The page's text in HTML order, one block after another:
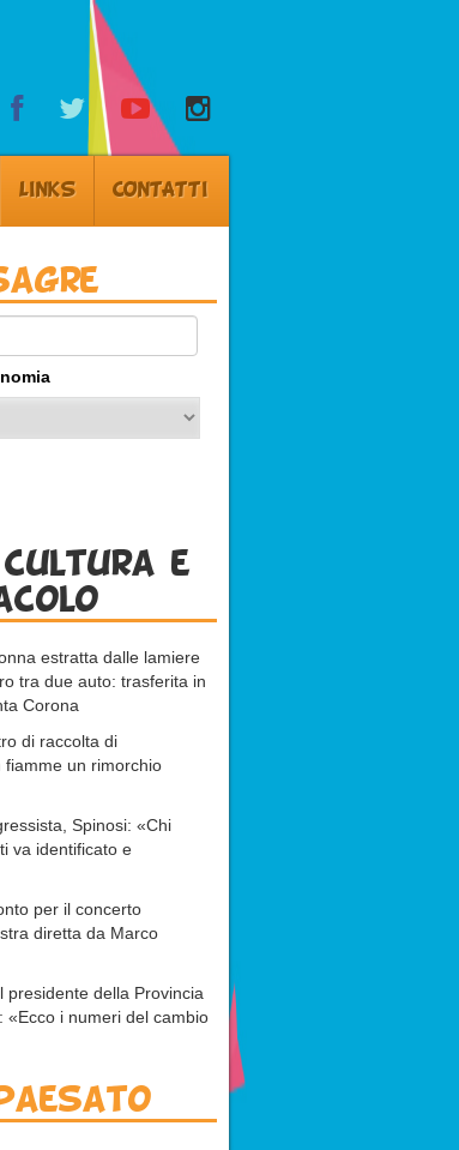
LINKS CONTATTI
cultura e
estratta dalle lamiere
tra due auto: trasferita in
Corona
di raccolta di
fiamme un rimorchio
Spinosi: «Chi
va identificato e
per il concerto
diretta da Marco
presidente della Provincia
«Ecco i numeri del cambio